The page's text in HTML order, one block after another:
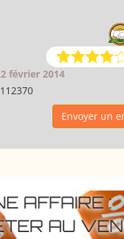
février 2014
Envoyer un
AFFAIRE :
AU